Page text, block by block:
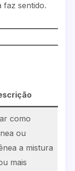
faz sentido.
como
ou
a mistura
mais